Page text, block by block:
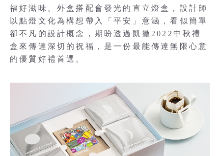
福好滋味。外盒搭配會發光的直立燈盒，設計師
以點燈文化為構想帶入「平安」意涵，看似簡單
卻不凡的設計概念，期盼透過凱撒2022中秋禮
盒來傳達深切的祝福，是一份最能傳達無限心意
的優質好禮首選。